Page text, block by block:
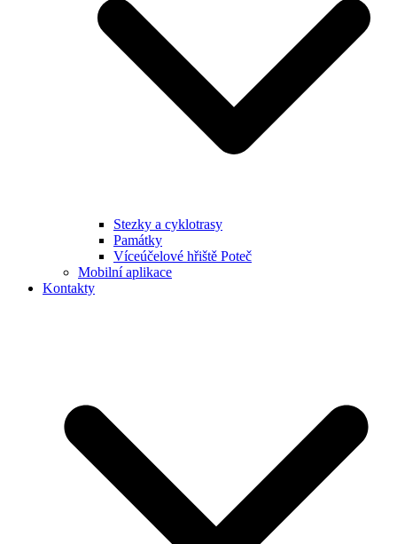
Stezky a cyklotrasy
Památky
Víceúčelové hřiště Poteč
Mobilní aplikace
Kontakty